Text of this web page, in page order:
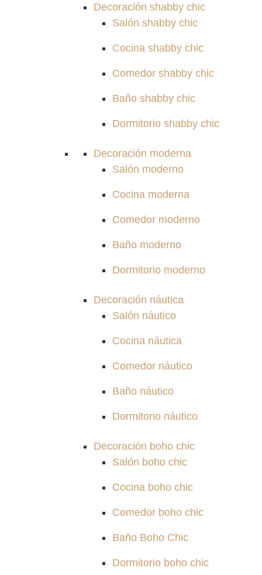
Decoración shabby chic
Salón shabby chic
Cocina shabby chic
Comedor shabby chic
Baño shabby chic
Dormitorio shabby chic
Decoración moderna
Salón moderno
Cocina moderna
Comedor moderno
Baño moderno
Dormitorio moderno
Decoración náutica
Salón náutico
Cocina náutica
Comedor náutico
Baño náutico
Dormitorio náutico
Decoración boho chic
Salón boho chic
Cocina boho chic
Comedor boho chic
Baño Boho Chic
Dormitorio boho chic